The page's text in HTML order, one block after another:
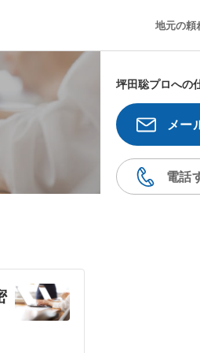
地元の頼
坪田聡プロへの
メー
電話